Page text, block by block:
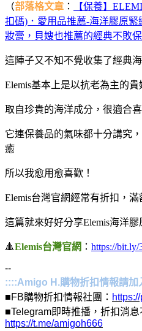
（部落格文章 ：
【保養】
扣碼)．愛用品推薦-海洋膠原
妝膏，貝嫂也推薦的經典不敗
這陣子又不知不覺收集了經典
Elemis基本上是以抗老為主的
取自珍貴的海洋成分，很適合
它連保養品的氣味都十分講究
癒
所以我愈用愈喜歡！
Elemis台灣官網經常有折扣，
這篇就來好好分享Elemis海洋
🔺Elemis台灣官網 ： https://
--
::::Amigo H.購物折扣情報請加
■FB購物折扣情報社團：
■Telegram即時推播，折扣消息
https://t.me/amigoh666